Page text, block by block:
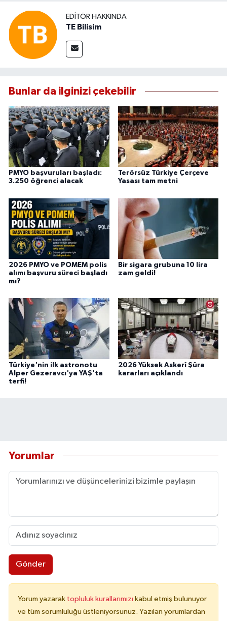
EDITÖR HAKKINDA
TE Bilisim
Bunlar da ilginizi çekebilir
PMYO başvuruları başladı:
3.250 öğrenci alacak
Terörsüz Türkiye Çerçeve
Yasası tam metni
2026 PMYO ve POMEM polis
alımı başvuru süreci başladı
mı?
Bir sigara grubuna 10 lira
zam geldi!
Türkiye'nin ilk astronotu
Alper Gezeravcı'ya YAŞ'ta
terfi!
2026 Yüksek Askerî Şûra
kararları açıklandı
Yorumlar
Gönder
Yorum yazarak topluluk kurallarımızı kabul etmiş bulunuyor
ve tüm sorumluluğu üstleniyorsunuz. Yazılan yorumlardan